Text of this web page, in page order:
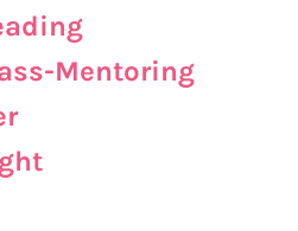
Mentoring